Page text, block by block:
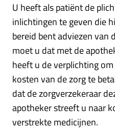
U heeft als patiënt de
inlichtingen te geven die
bereid bent adviezen van
moet u dat met de
heeft u de verplichting
kosten van de zorg te
dat de zorgverzekeraar
apotheker streeft u naar
verstrekte medicijnen.